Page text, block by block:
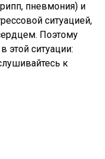
пневмония) и
ситуацией,
Поэтому
этой ситуации:
к